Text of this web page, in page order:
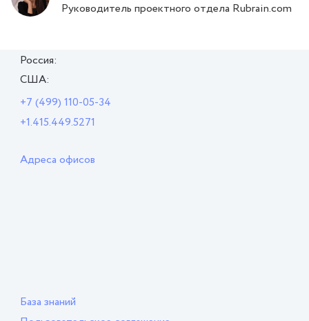
Руководитель проектного отдела Rubrain.com
Россия:
США:
+7 (499) 110-05-34
+1.415.449.5271
Адреса офисов
База знаний